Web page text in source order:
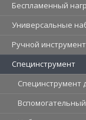
Беспламенный
Универсальные
Ручной инструмент
Специнструмент
Специнструмент